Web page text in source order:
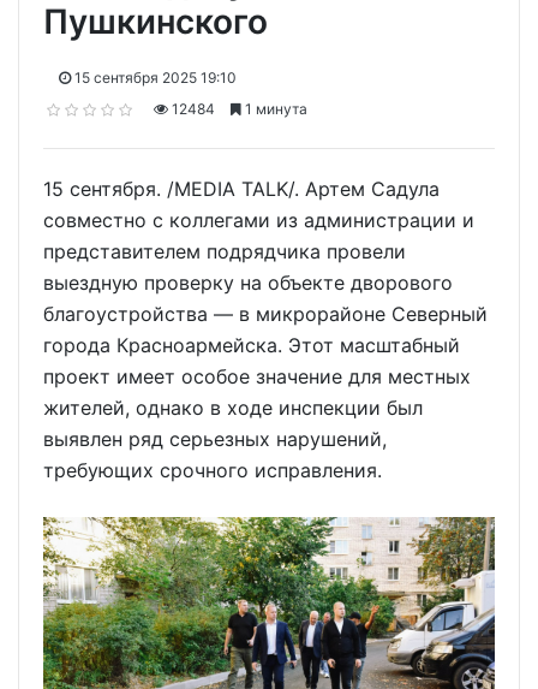
Пушкинского
15 сентября 2025 19:10
12484
1 минута
15 сентября. /MEDIA TALK/. Артем Садула
совместно с коллегами из администрации и
представителем подрядчика провели
выездную проверку на объекте дворового
благоустройства — в микрорайоне Северный
города Красноармейска. Этот масштабный
проект имеет особое значение для местных
жителей, однако в ходе инспекции был
выявлен ряд серьезных нарушений,
требующих срочного исправления.